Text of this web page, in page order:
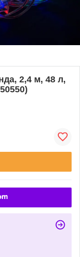
2,4 м, 48 л,